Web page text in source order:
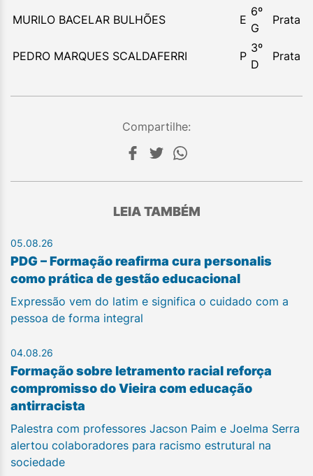
MURILO BACELAR BULHÕES E
6º
G
Prata
PEDRO MARQUES SCALDAFERRI P
3º
D
Prata
Compartilhe:
LEIA TAMBÉM
05.08.26
PDG – Formação reafirma cura personalis
como prática de gestão educacional
Expressão vem do latim e significa o cuidado com a
pessoa de forma integral
04.08.26
Formação sobre letramento racial reforça
compromisso do Vieira com educação
antirracista
Palestra com professores Jacson Paim e Joelma Serra
alertou colaboradores para racismo estrutural na
sociedade